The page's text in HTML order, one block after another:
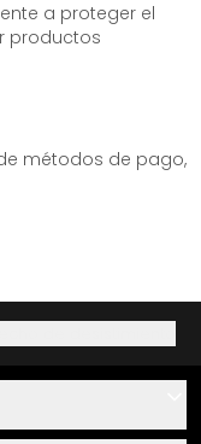
a proteger el
productos
métodos de pago,